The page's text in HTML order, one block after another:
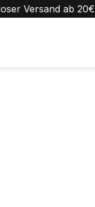
Versand ab 20€